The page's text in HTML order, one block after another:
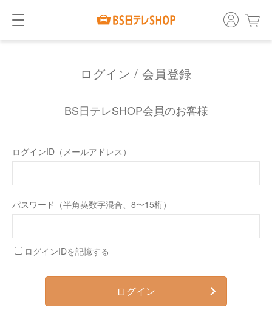
ログイン / 会員登録
BS日テレSHOP会員のお客様
ログインID（メールアドレス）
パスワード（半角英数字混合、8〜15桁）
ログインIDを記憶する
ログイン